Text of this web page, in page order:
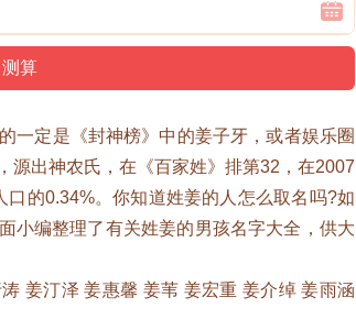
一定是《封神榜》中的姜子牙，或者娱乐圈
源出神农氏，在《百家姓》排第32，在2007
的0.34%。你知道姓姜的人怎么取名吗?如
小编整理了有关姓姜的男孩名字大全，供大
姜汀泽 姜惠馨 姜苇 姜宏重 姜介绰 姜雨涵